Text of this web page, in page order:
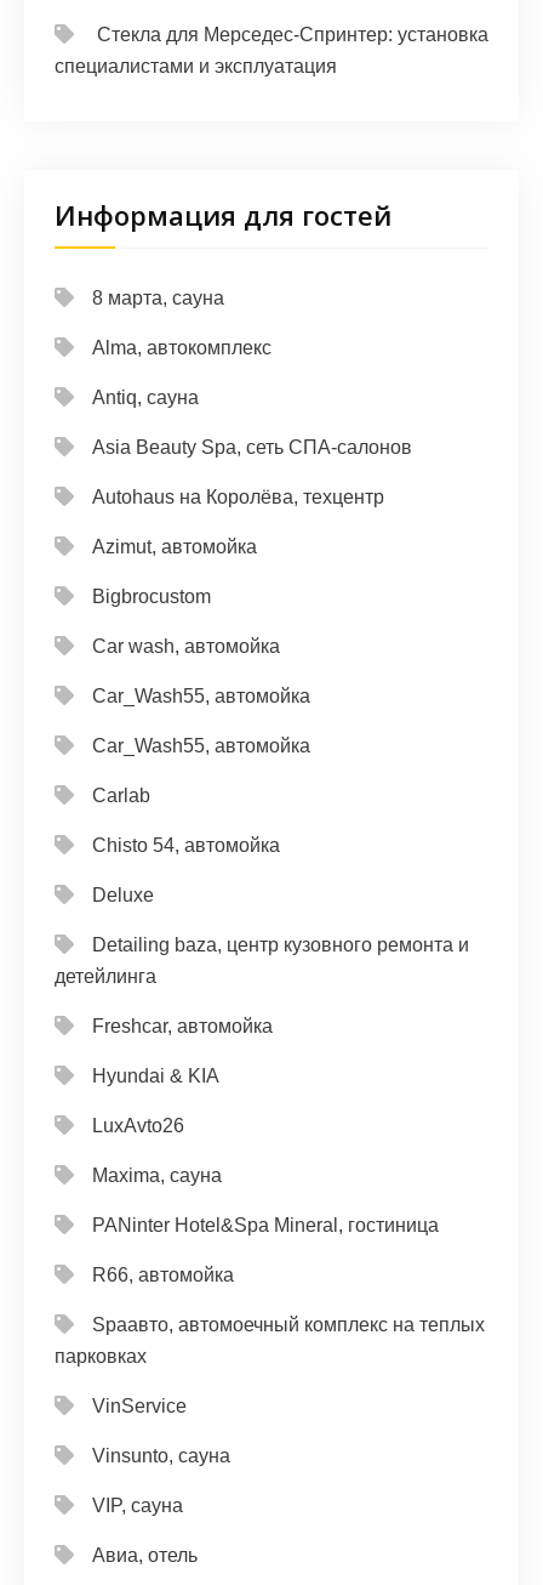
Стекла для Мерседес-Спринтер: установка
специалистами и эксплуатация
Информация для гостей
8 марта, сауна
Alma, автокомплекс
Antiq, сауна
Asia Beauty Spa, сеть СПА-салонов
Autohaus на Королёва, техцентр
Azimut, автомойка
Bigbrocustom
Car wash, автомойка
Car_Wash55, автомойка
Car_Wash55, автомойка
Carlab
Chisto 54, автомойка
Deluxe
Detailing baza, центр кузовного ремонта и
детейлинга
Freshcar, автомойка
Hyundai & KIA
LuxAvto26
Maxima, сауна
PANinter Hotel&Spa Mineral, гостиница
R66, автомойка
Spaавто, автомоечный комплекс на теплых
парковках
VinService
Vinsunto, сауна
VIP, сауна
Авиа, отель